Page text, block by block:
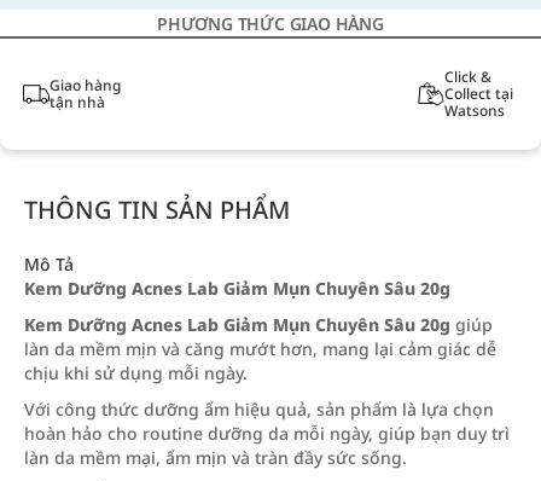
PHƯƠNG THỨC GIAO HÀNG
Giao hàng
tận nhà
Click &
Collect tại
Watsons
THÔNG TIN SẢN PHẨM
Mô Tả
Kem Dưỡng Acnes Lab Giảm Mụn Chuyên Sâu 20g
Kem Dưỡng Acnes Lab Giảm Mụn Chuyên Sâu 20g giúp
làn da mềm mịn và căng mướt hơn, mang lại cảm giác dễ
chịu khi sử dụng mỗi ngày.
Với công thức dưỡng ẩm hiệu quả, sản phẩm là lựa chọn
hoàn hảo cho routine dưỡng da mỗi ngày, giúp bạn duy trì
làn da mềm mại, ẩm mịn và tràn đầy sức sống.